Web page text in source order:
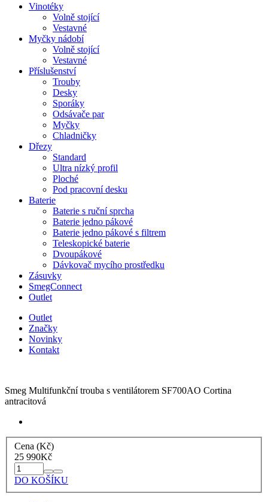
Vinotéky
Volně stojící
Vestavné
Myčky nádobí
Volně stojící
Vestavné
Příslušenství
Trouby
Desky
Sporáky
Odsávače par
Myčky
Chladničky
Dřezy
Standard
Ultra nízký profil
Ploché
Pod pracovní desku
Baterie
Baterie s ruční sprcha
Baterie jedno pákové
Baterie jedno pákové s filtrem
Teleskopické baterie
Dvoupákové
Dávkovač mycího prostředku
Zásuvky
SmegConnect
Outlet
Outlet
Značky
Novinky
Kontakt
Smeg Multifunkční trouba s ventilátorem SF700AO Cortina
antracitová
Cena (Kč)
25 990Kč
DO KOŠÍKU